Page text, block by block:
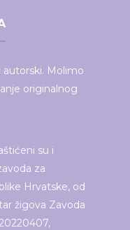
autorski. Molimo
originalnog
su i
za
Hrvatske, od
žigova Zavoda